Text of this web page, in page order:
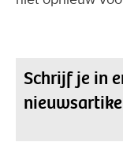
Schrijf je in